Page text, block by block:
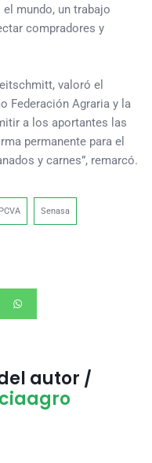
mundo, un trabajo
compradores y
valoró el
Federación Agraria y la
a los aportantes las
permanente para el
y carnes”, remarcó.
IPCVA Senasa
autor /